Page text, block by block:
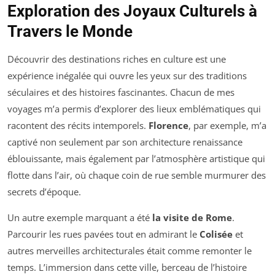
Exploration des Joyaux Culturels à
Travers le Monde
Découvrir des destinations riches en culture est une
expérience inégalée qui ouvre les yeux sur des traditions
séculaires et des histoires fascinantes. Chacun de mes
voyages m’a permis d’explorer des lieux emblématiques qui
racontent des récits intemporels. Florence, par exemple, m’a
captivé non seulement par son architecture renaissance
éblouissante, mais également par l’atmosphère artistique qui
flotte dans l’air, où chaque coin de rue semble murmurer des
secrets d’époque.
Un autre exemple marquant a été la visite de Rome.
Parcourir les rues pavées tout en admirant le Colisée et
autres merveilles architecturales était comme remonter le
temps. L’immersion dans cette ville, berceau de l’histoire